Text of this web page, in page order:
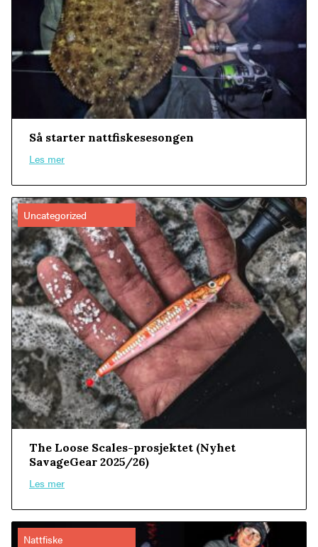
Så starter nattfiskesesongen
Les mer
Uncategorized
The Loose Scales-prosjektet (Nyhet
SavageGear 2025/26)
Les mer
Nattfiske